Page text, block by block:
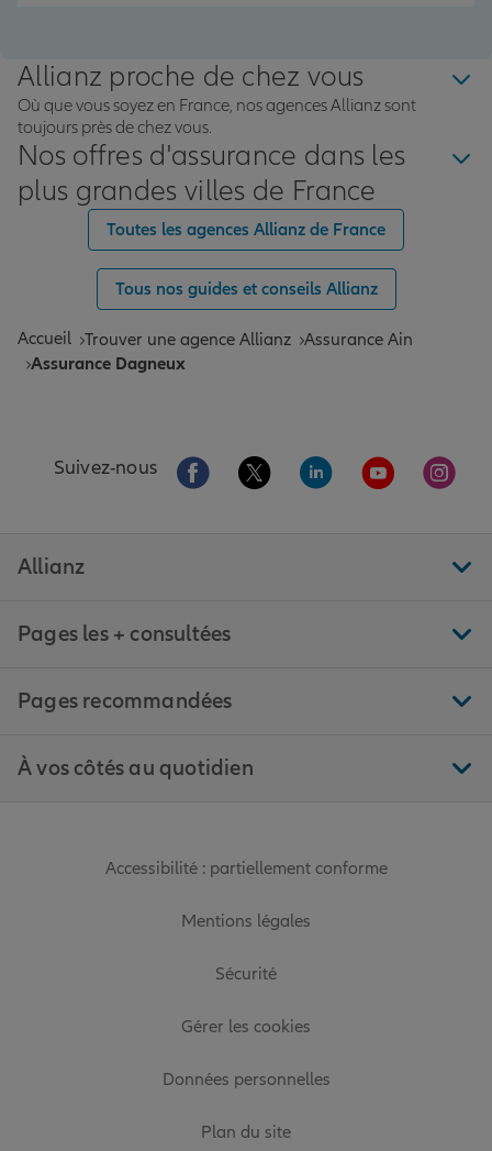
Allianz proche de chez vous
Où que vous soyez en France, nos agences Allianz sont
toujours près de chez vous.
Nos offres d'assurance dans les
plus grandes villes de France
Toutes les agences Allianz de France
Tous nos guides et conseils Allianz
Accueil Trouver une agence Allianz Assurance Ain
Assurance Dagneux
Suivez-nous Aller sur la page Facebook de Allianz
Aller sur la page Twitter de
Aller sur la page
Aller sur la
Aller
Allianz
Pages les + consultées
Pages recommandées
À vos côtés au quotidien
Accessibilité : partiellement conforme
Mentions légales
Sécurité
Gérer les cookies
Données personnelles
Plan du site